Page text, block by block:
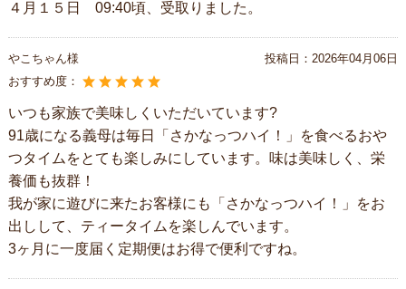
４月１５日 09:40頃、受取りました。
やこちゃん様 投稿日： 2026年04月06日
おすすめ度：
いつも家族で美味しくいただいています?
91歳になる義母は毎日「さかなっつハイ！」を食べるおや
つタイムをとても楽しみにしています。味は美味しく、栄
養価も抜群！
我が家に遊びに来たお客様にも「さかなっつハイ！」をお
出しして、ティータイムを楽しんでいます。
3ヶ月に一度届く定期便はお得で便利ですね。